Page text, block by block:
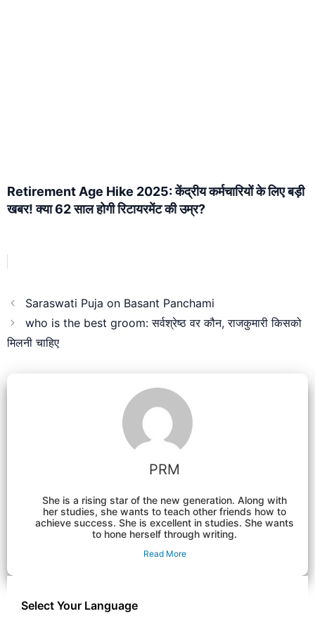
Retirement Age Hike 2025: केंद्रीय कर्मचारियों के लिए बड़ी
खबर! क्या 62 साल होगी रिटायरमेंट की उम्र?
Saraswati Puja on Basant Panchami
who is the best groom: सर्वश्रेष्ठ वर कौन, राजकुमारी किसको
मिलनी चाहिए
PRM
She is a rising star of the new generation. Along with
her studies, she wants to teach other friends how to
achieve success. She is excellent in studies. She wants
to hone herself through writing.
Read More
Select Your Language